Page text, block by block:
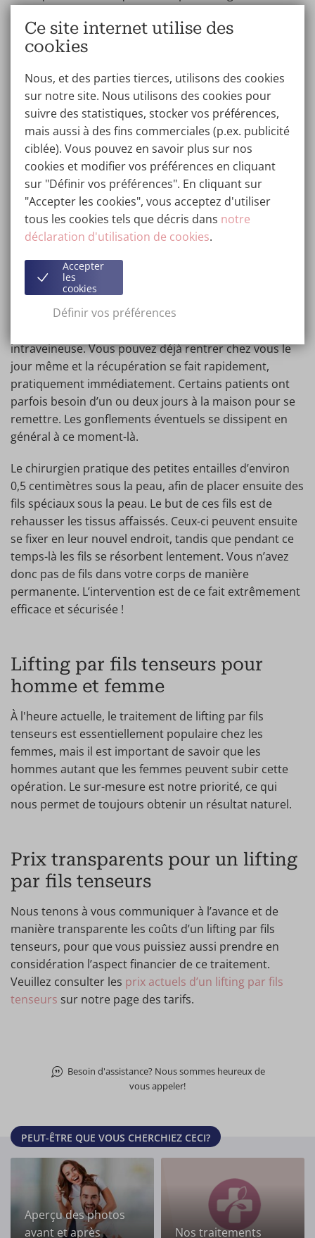
manière relativement simple, car l’intervention de
lifting par fils tenseurs se passe en un rien de temps et
Le traitement de lifting par fils
tenseurs : ce que vous devez
savoir
Vous trouverez des informations détaillées sur la page
concernant le traitement de lifting facial par fils
tenseurs, et lors de la consultation sans obligation
cette intervention. Nous aimerions en présenter ici un
résumé succinct.
Le traitement de lifting par fils tenseurs prend entre 20
intraveineuse. Vous pouvez déjà rentrer chez vous le
jour même et la récupération se fait rapidement,
pratiquement immédiatement. Certains patients ont
parfois besoin d’un ou deux jours à la maison pour se
remettre. Les gonflements éventuels se dissipent en
général à ce moment-là.
Le chirurgien pratique des petites entailles d’environ
0,5 centimètres sous la peau, afin de placer ensuite des
fils spéciaux sous la peau. Le but de ces fils est de
rehausser les tissus affaissés. Ceux-ci peuvent ensuite
se fixer en leur nouvel endroit, tandis que pendant ce
temps-là les fils se résorbent lentement. Vous n’avez
donc pas de fils dans votre corps de manière
permanente. L’intervention est de ce fait extrêmement
efficace et sécurisée !
Lifting par fils tenseurs pour
homme et femme
À l'heure actuelle, le traitement de lifting par fils
tenseurs est essentiellement populaire chez les
femmes, mais il est important de savoir que les
hommes autant que les femmes peuvent subir cette
opération. Le sur-mesure est notre priorité, ce qui
nous permet de toujours obtenir un résultat naturel.
Prix transparents pour un lifting
par fils tenseurs
Nous tenons à vous communiquer à l’avance et de
manière transparente les coûts d’un lifting par fils
tenseurs, pour que vous puissiez aussi prendre en
considération l’aspect financier de ce traitement.
Veuillez consulter les prix actuels d’un lifting par fils
tenseurs sur notre page des tarifs.
Besoin d'assistance? Nous sommes heureux de
vous appeler!
PEUT-ÊTRE QUE VOUS CHERCHIEZ CECI?
Aperçu des photos
avant et après
Nos traitements
Ce site internet utilise des
cookies
Nous, et des parties tierces, utilisons des cookies
sur notre site. Nous utilisons des cookies pour
suivre des statistiques, stocker vos préférences,
mais aussi à des fins commerciales (p.ex. publicité
ciblée). Vous pouvez en savoir plus sur nos
cookies et modifier vos préférences en cliquant
sur "Définir vos préférences". En cliquant sur
"Accepter les cookies", vous acceptez d'utiliser
tous les cookies tels que décris dans notre
déclaration d'utilisation de cookies.
Accepter
les
cookies
Définir vos préférences